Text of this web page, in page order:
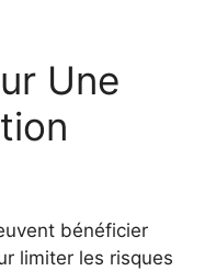
Une
bénéficier
limiter les risques